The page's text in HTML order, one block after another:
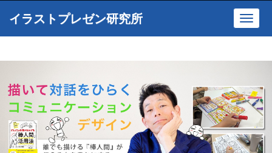
イラストプレゼン研究所